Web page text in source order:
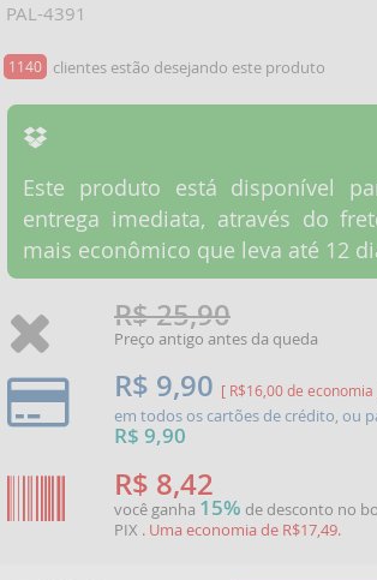
PAL-4391
1140 clientes estão desejando este produto
Este produto está disponível
entrega imediata, através do
mais econômico que leva até 12
R$ 25,90
Preço antigo antes da queda
R$ 9,90 [ R$16,00 de economia
em todos os cartões de crédito, ou
R$ 9,90
R$ 8,42
você ganha 15% de desconto no
PIX . Uma economia de R$17,49.